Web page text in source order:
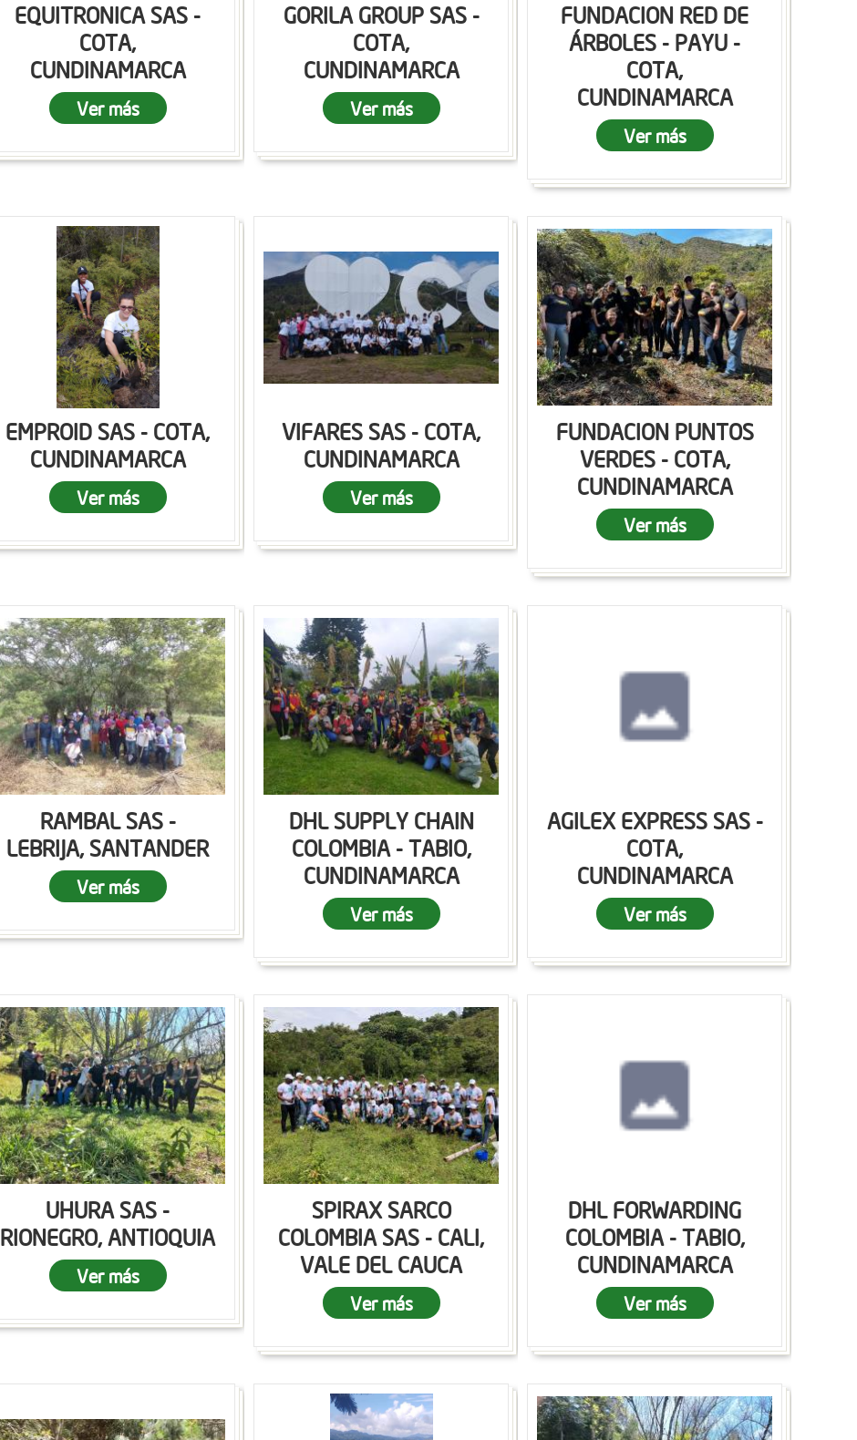
EQUITRONICA SAS -
COTA,
CUNDINAMARCA
Ver más
GORILA GROUP SAS -
COTA,
CUNDINAMARCA
Ver más
FUNDACION RED DE
ÁRBOLES - PAYU -
COTA,
CUNDINAMARCA
Ver más
EMPROID SAS - COTA,
CUNDINAMARCA
Ver más
VIFARES SAS - COTA,
CUNDINAMARCA
Ver más
FUNDACION PUNTOS
VERDES - COTA,
CUNDINAMARCA
Ver más
RAMBAL SAS -
LEBRIJA, SANTANDER
Ver más
DHL SUPPLY CHAIN
COLOMBIA - TABIO,
CUNDINAMARCA
Ver más
AGILEX EXPRESS SAS -
COTA,
CUNDINAMARCA
Ver más
UHURA SAS -
RIONEGRO, ANTIOQUIA
Ver más
SPIRAX SARCO
COLOMBIA SAS - CALI,
VALE DEL CAUCA
Ver más
DHL FORWARDING
COLOMBIA - TABIO,
CUNDINAMARCA
Ver más